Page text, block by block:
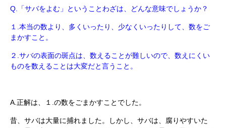
Q.「サバをよむ」ということわざは、どんな意味でしょうか？
１.本当の数より、多くいったり、少なくいったりして、数をご
まかすこと。
２.サバの表面の斑点は、数えることが難しいので、数えにくい
ものを数えることは大変だと言うこと。​
A.正解は、１.の数をごまかすことでした。
昔、サバは大量に捕れました。しかし、サバは、腐りやすいた